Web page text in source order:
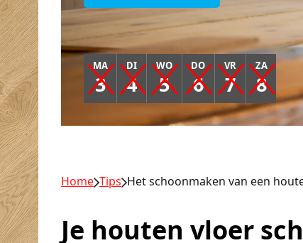
MA
3
DI
4
WO
5
DO
6
VR
7
ZA
8
Home Tips Het schoonmaken van een
Je houten vloer